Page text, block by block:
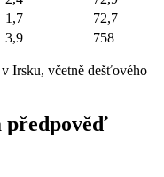
1,7
72,7
3,9 758
Irsku, včetně dešťového
předpověď